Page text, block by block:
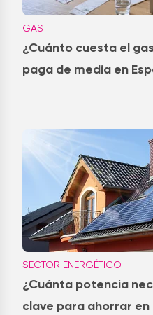
GAS
¿Cuánto cuesta el
paga de media en
SECTOR ENERGÉTICO
¿Cuánta potencia
clave para ahorrar